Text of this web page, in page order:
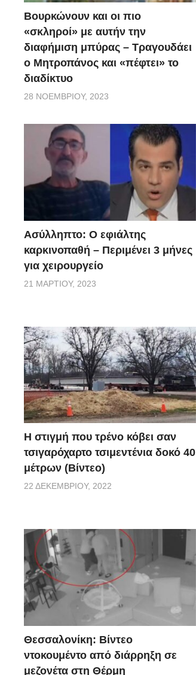
thestival.gr
Βουρκώνουν και οι πιο
«σκληροί» με αυτήν την
διαφήμιση μπύρας – Τραγουδάει
ο Μητροπάνος και «πέφτει» το
διαδίκτυο
28 ΝΟΕΜΒΡΊΟΥ, 2023
Ασύλληπτο: Ο εφιάλτης
καρκινοπαθή – Περιμένει 3 μήνες
για χειρουργείο
21 ΜΑΡΤΊΟΥ, 2023
H στιγμή που τρένο κόβει σαν
τσιγαρόχαρτο τσιμεντένια δοκό 40
μέτρων (Βίντεο)
22 ΔΕΚΕΜΒΡΊΟΥ, 2022
Θεσσαλονίκη: Βίντεο
ντοκουμέντο από διάρρηξη σε
μεζονέτα στη Θέρμη